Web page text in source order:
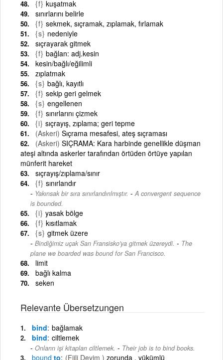
{f} kuşatmak
sınırlarını belirle
{f} sekmek, sıçramak, zıplamak, fırlamak
{s} nedeniyle
sıçrayarak gitmek
{f} bağlan: adj.kesin
kesin/bağlı/eğilimli
zıplatmak
{s} bağlı, kayıtlı
{f} sekip geri gelmek
{s} engellenen
{f} sınırlarını çizmek
{i} sıçrayış, zıplama; geri tepme
(Askeri) Sıçrama mesafesi, ateş sıçraması
(Askeri) SIÇRAMA: Kara harbinde genellikle düşman
ateşi altında askerler tarafından örtüden örtüye yapılan
münferit hareket
sıçrayış/zıplama/sınır
{f} sınırlandır
Yakınsak bir sıra sınırlandırılmıştır. - A convergent sequence
is bounded.
{i} yasak bölge
{f} kısıtlamak
{s} gitmek üzere
Bindiğimiz uçak San Fransisko'ya gitmek üzereydi. - The
plane we boarded was bound for San Francisco.
limit
bağlı kalma
seken
Relevante Übersetzungen
bind bağlamak
bind ciltlemek
Onların işi kitapları ciltlemek. - Their job is to bind books.
bound to (Fiili Deyim ) zorunda , yükümlü